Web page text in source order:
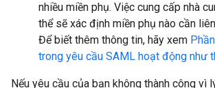
nhiều miền phụ. Việc cung cấp nhà
thể sẽ xác định miền phụ nào cần
Để biết thêm thông tin, hãy xem
trong yêu cầu SAML hoạt động như
Nếu yêu cầu của bạn không thành công vì